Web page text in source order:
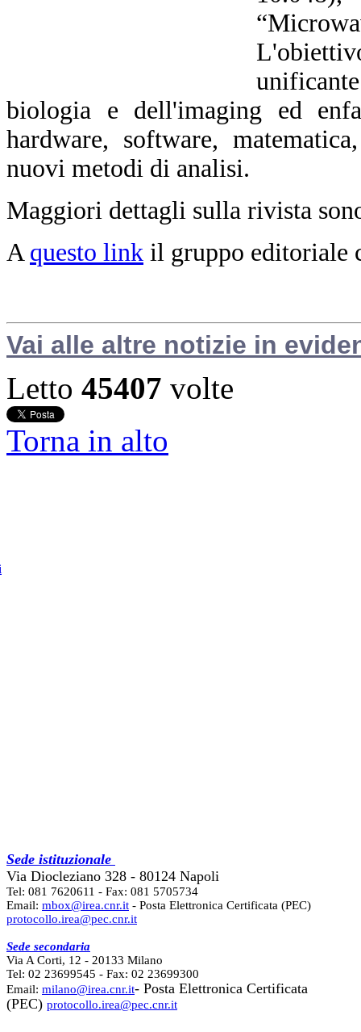
biologia e dell'imaging ed
hardware, software,
nuovi metodi di analisi.
Maggiori dettagli sulla rivista
A questo link il gruppo editoriale
Vai alle altre notizie in
Letto 45407 volte
Torna in alto
Sede istituzionale
Via Diocleziano 328 - 80124 Napoli
Tel: 081 7620611 - Fax: 081 5705734
Email: mbox@irea.cnr.it - Posta Elettronica Certificata (PEC)
protocollo.irea@pec.cnr.it
Sede secondaria
Via A Corti, 12 - 20133 Milano
Tel: 02 23699545 - Fax: 02 23699300
Email: milano@irea.cnr.it- Posta Elettronica Certificata
(PEC) protocollo.irea@pec.cnr.it